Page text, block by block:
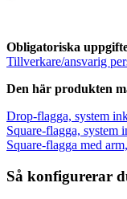
Obligatoriska
Tillverkare/ansvarig
Den här produkten
Drop-flagga, system
Square-flagga, system
Square-flagga med
Så konfigurerar